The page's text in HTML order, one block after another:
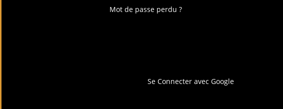
Mot de passe perdu ?
Se Connecter avec Google